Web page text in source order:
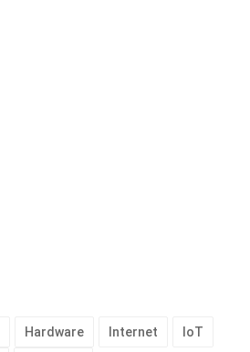
Hardware Internet IoT